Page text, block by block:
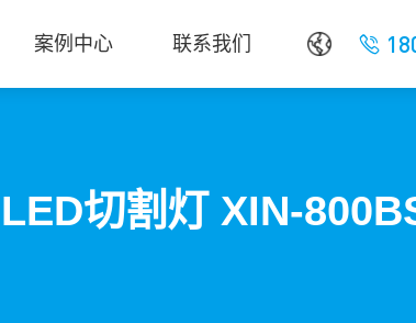
案例中心 联系我们
LED切割灯 XIN-